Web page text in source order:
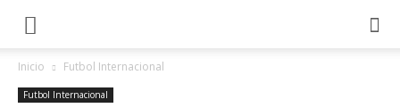
Inicio Futbol Internacional
Futbol Internacional